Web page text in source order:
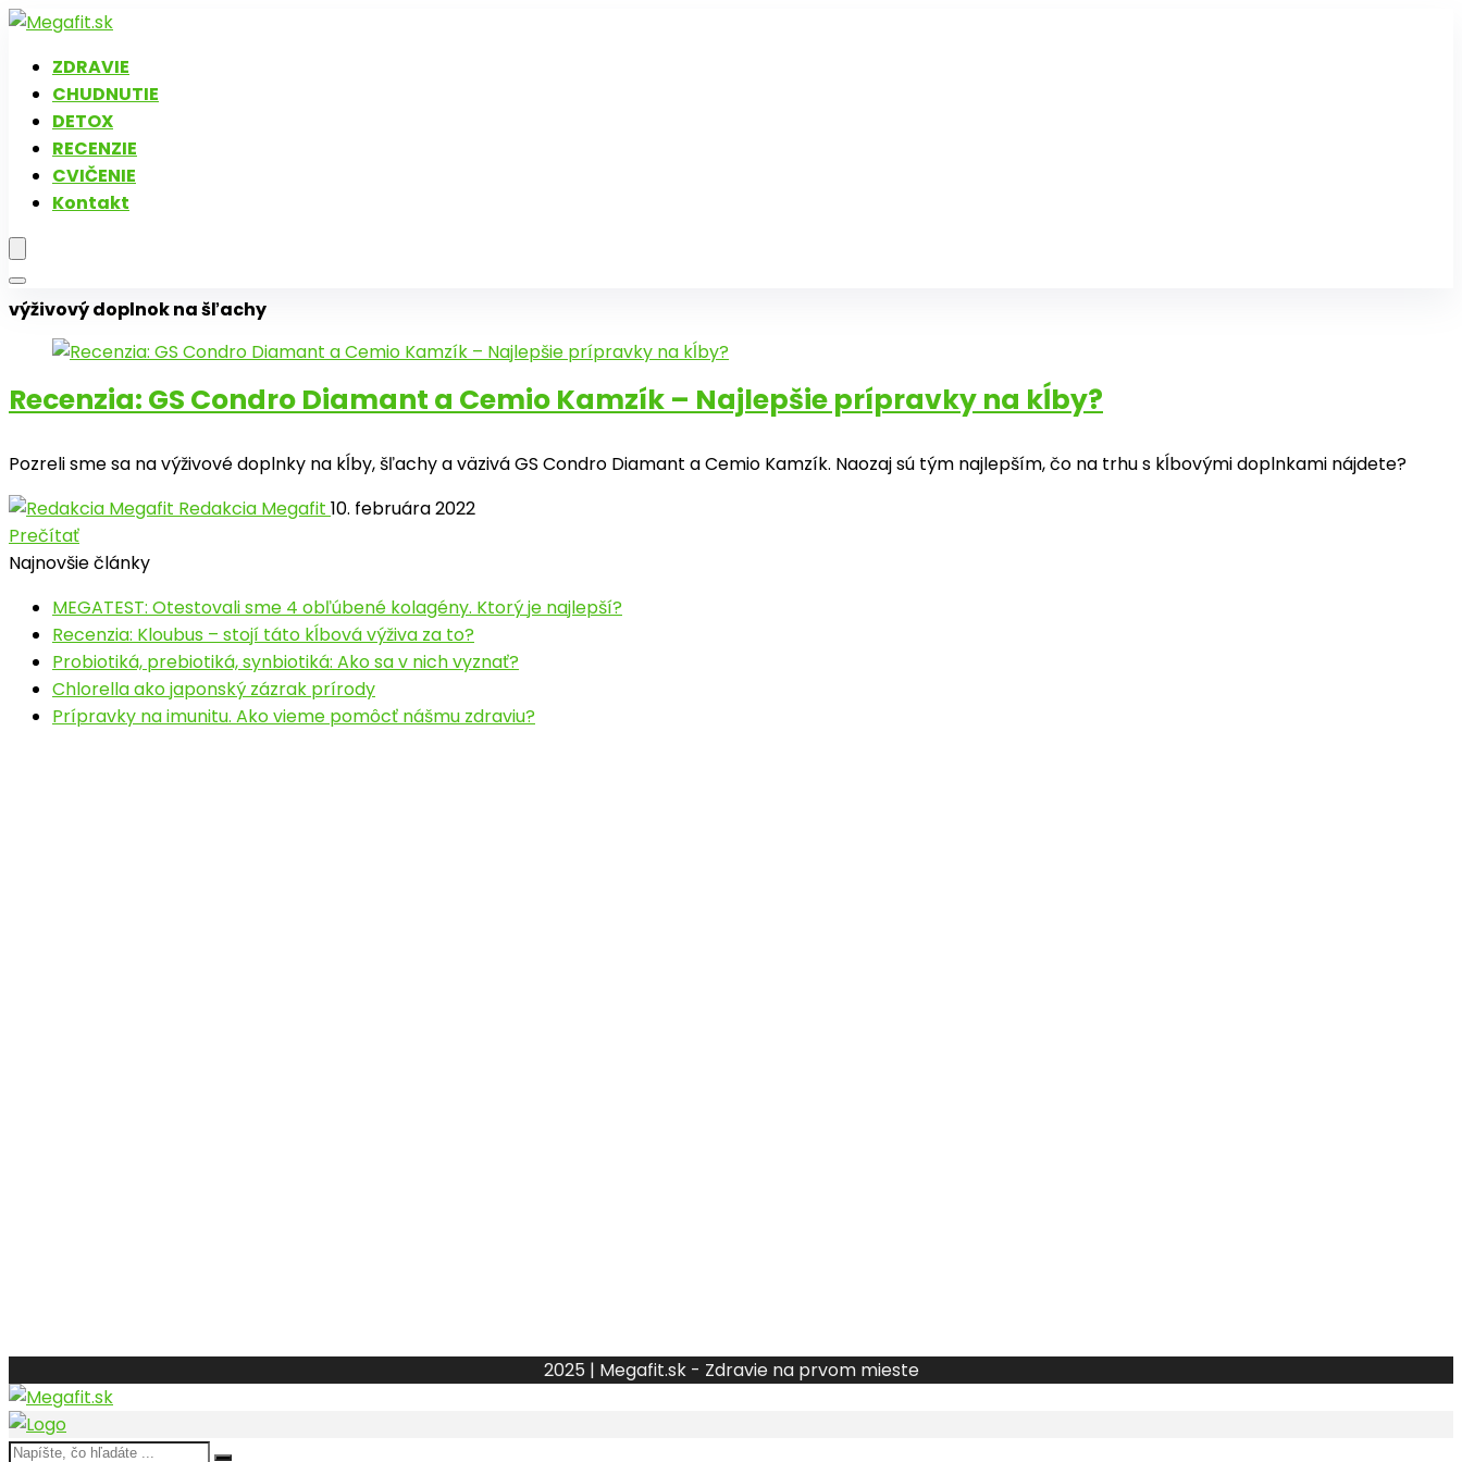
ZDRAVIE
CHUDNUTIE
DETOX
RECENZIE
CVIČENIE
Kontakt
výživový doplnok na šľachy
Recenzia: GS Condro Diamant a Cemio Kamzík – Najlepšie prípravky na kĺby?
Pozreli sme sa na výživové doplnky na kĺby, šľachy a väzivá GS Condro Diamant a Cemio Kamzík. Naozaj sú tým najlepším, čo na trhu s kĺbovými doplnkami nájdete?
Redakcia Megafit 10. februára 2022
Prečítať
Najnovšie články
MEGATEST: Otestovali sme 4 obľúbené kolagény. Ktorý je najlepší?
Recenzia: Kloubus – stojí táto kĺbová výživa za to?
Probiotiká, prebiotiká, synbiotiká: Ako sa v nich vyznať?
Chlorella ako japonský zázrak prírody
Prípravky na imunitu. Ako vieme pomôcť nášmu zdraviu?
2025 | Megafit.sk - Zdravie na prvom mieste